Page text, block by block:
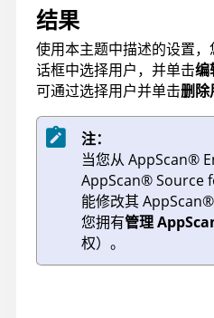
结果
使用本主题中描述的设置
话框中选择用户，并单击编
可通过选择用户并单击删除
注：
当您从 AppScan®
AppScan®Source
能修改其AppScan®
您拥有管理
权）。